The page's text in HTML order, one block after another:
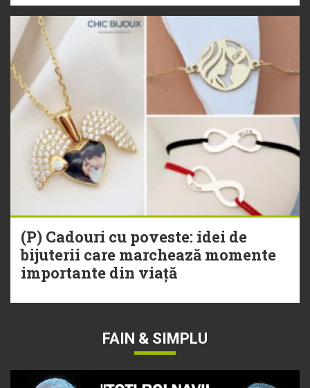
(P) Cadouri cu poveste: idei de
bijuterii care marchează momente
importante din viață
FAIN & SIMPLU